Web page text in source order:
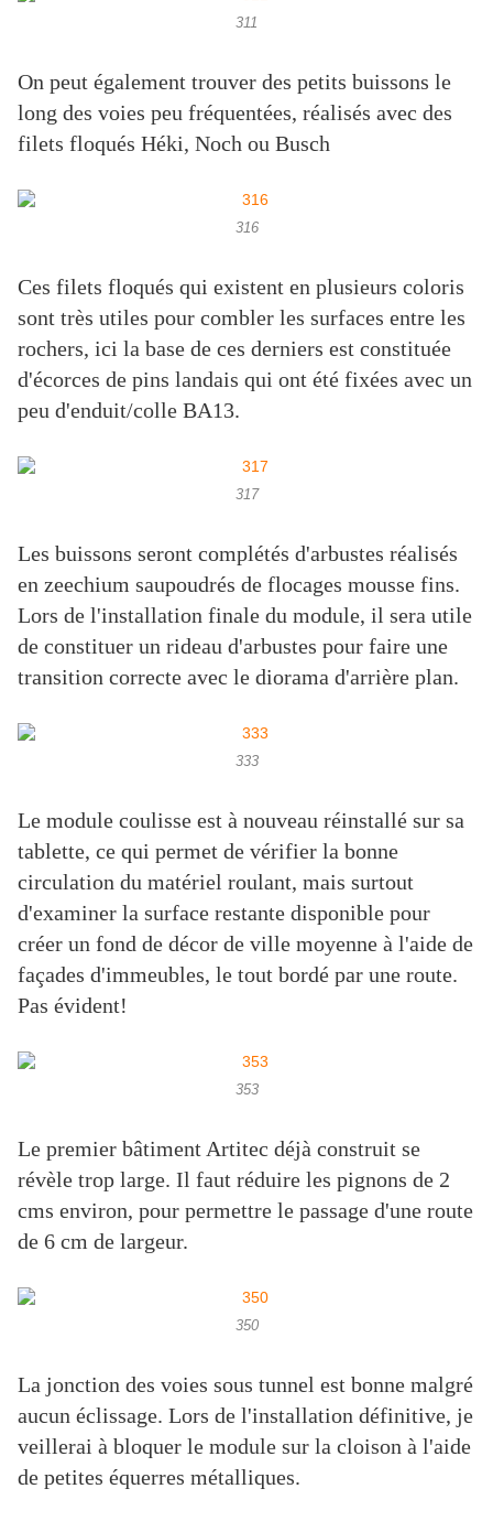
311
On peut également trouver des petits buissons le
long des voies peu fréquentées, réalisés avec des
filets floqués Héki, Noch ou Busch
316
Ces filets floqués qui existent en plusieurs coloris
sont très utiles pour combler les surfaces entre les
rochers, ici la base de ces derniers est constituée
d'écorces de pins landais qui ont été fixées avec un
peu d'enduit/colle BA13.
317
Les buissons seront complétés d'arbustes réalisés
en zeechium saupoudrés de flocages mousse fins.
Lors de l'installation finale du module, il sera utile
de constituer un rideau d'arbustes pour faire une
transition correcte avec le diorama d'arrière plan.
333
Le module coulisse est à nouveau réinstallé sur sa
tablette, ce qui permet de vérifier la bonne
circulation du matériel roulant, mais surtout
d'examiner la surface restante disponible pour
créer un fond de décor de ville moyenne à l'aide de
façades d'immeubles, le tout bordé par une route.
Pas évident!
353
Le premier bâtiment Artitec déjà construit se
révèle trop large. Il faut réduire les pignons de 2
cms environ, pour permettre le passage d'une route
de 6 cm de largeur.
350
La jonction des voies sous tunnel est bonne malgré
aucun éclissage. Lors de l'installation définitive, je
veillerai à bloquer le module sur la cloison à l'aide
de petites équerres métalliques.